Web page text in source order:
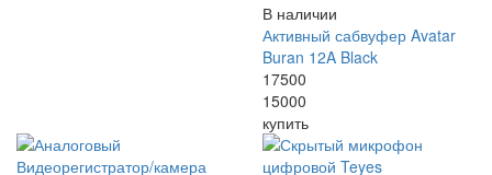
В наличии
Активный сабвуфер Avatar
Buran 12A Black
17500
15000
купить